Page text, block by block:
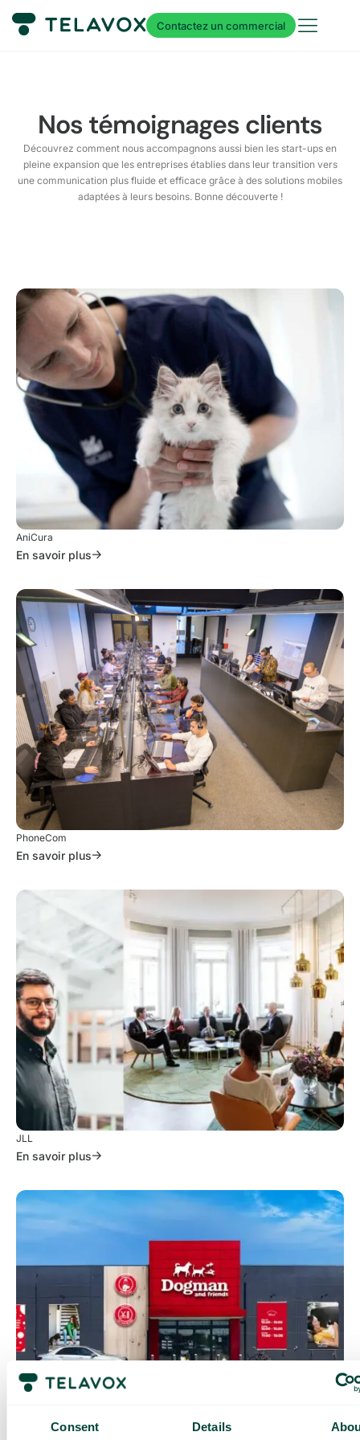
Consent Details
Contactez un commercial
Nos témoignages clients
Découvrez comment nous accompagnons aussi bien les start-ups en
pleine expansion que les entreprises établies dans leur transition vers
une communication plus fluide et efficace grâce à des solutions mobiles
adaptées à leurs besoins. Bonne découverte !
AniCura
En savoir plus
PhoneCom
En savoir plus
JLL
En savoir plus